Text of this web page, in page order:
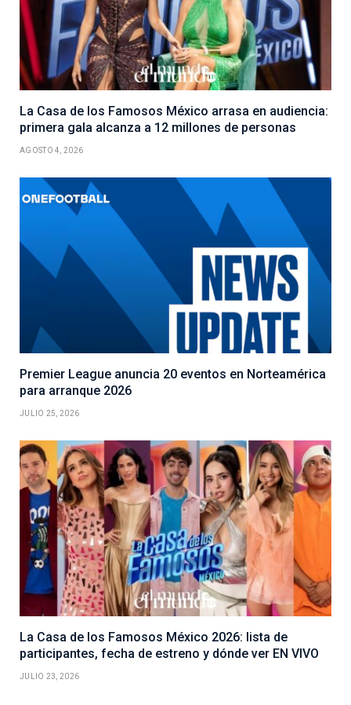
La Casa de los Famosos México arrasa en audiencia:
primera gala alcanza a 12 millones de personas
AGOSTO 4, 2026
Premier League anuncia 20 eventos en Norteamérica
para arranque 2026
JULIO 25, 2026
La Casa de los Famosos México 2026: lista de
participantes, fecha de estreno y dónde ver EN VIVO
JULIO 23, 2026